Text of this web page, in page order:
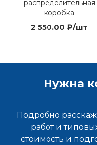
распределительная
коробка
2 550.00 ₽/шт
Нужна
Подробно
работ и
стоимость и